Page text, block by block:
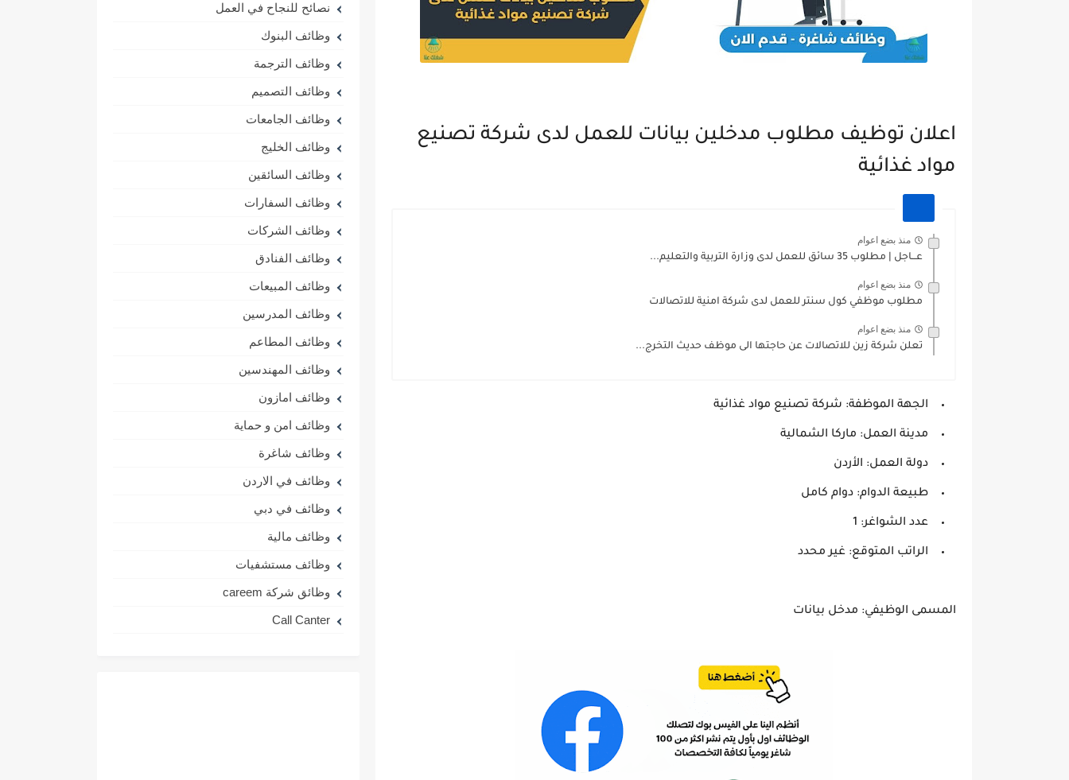
اعلان توظيف مطلوب مدخلين بيانات للعمل لدى شركة تصنيع
مواد غذائية
منذ بضع اعوام
عـــاجل | مطلوب 35 سائق للعمل لدى وزارة التربية والتعليم...
منذ بضع اعوام
مطلوب موظفي كول سنتر للعمل لدى شركة امنية للاتصالات
منذ بضع اعوام
تعلن شركة زين للاتصالات عن حاجتها الى موظف حديث التخرج...
الجهة الموظفة: شركة تصنيع مواد غذائية
مدينة العمل: ماركا الشمالية
دولة العمل: الأردن
طبيعة الدوام: دوام كامل
عدد الشواغر: 1
الراتب المتوقع: غير محدد
المسمى الوظيفي: مدخل بيانات
نصائح للنجاح في العمل
وظائف البنوك
وظائف الترجمة
وظائف التصميم
وظائف الجامعات
وظائف الخليج
وظائف السائقين
وظائف السفارات
وظائف الشركات
وظائف الفنادق
وظائف المبيعات
وظائف المدرسين
وظائف المطاعم
وظائف المهندسين
وظائف امازون
وظائف امن و حماية
وظائف شاغرة
وظائف في الاردن
وظائف في دبي
وظائف مالية
وظائف مستشفيات
وظائق شركة careem
Call Canter